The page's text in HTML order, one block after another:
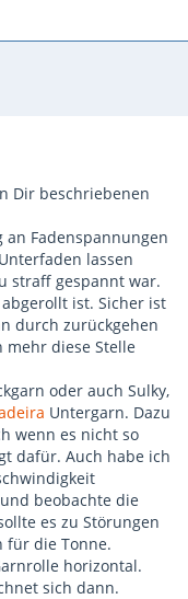
Dir beschriebenen
an Fadenspannungen
lassen
straff gespannt war.
ist. Sicher ist
durch zurückgehen
mehr diese Stelle
oder auch Sulky,
Untergarn. Dazu
wenn es nicht so
dafür. Auch habe ich
beobachte die
es zu Störungen
für die Tonne.
horizontal.
sich dann.